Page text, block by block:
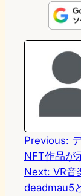
n
e
Previous:
NFT作品が
Next: VR音
deadmau5